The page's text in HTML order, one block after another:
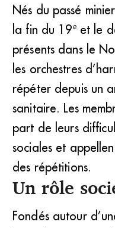
En raison du Covid-19,
sont à l’arrêt depuis un
engendre de graves
sociales. (DR)
Nés du passé
la fin du 19eet le
présents dans le
les orchestres
répéter depuis un
sanitaire. Les
part de leurs
sociales et
des répétitions.
Un rôle
Fondés autour